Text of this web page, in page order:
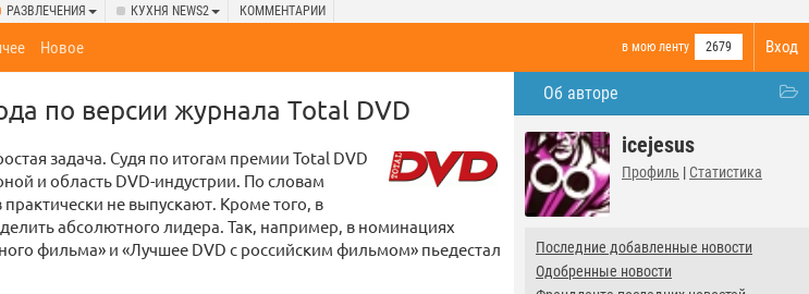
РАЗВЛЕЧЕНИЯ КУХНЯ NEWS2 КОММЕНТАРИИ
Вход
в мою ленту 2679
Новое
Об авторе
icejesus
Профиль | Статистика
Последние добавленные новости
Одобренные новости
по версии журнала Total DVD
задача. Судя по итогам премии Total DVD
и область DVD-индустрии. По словам
не выпускают. Кроме того, в
абсолютного лидера. Так, например, в номинациях
фильма» и «Лучшее DVD с российским фильмом» пьедестал